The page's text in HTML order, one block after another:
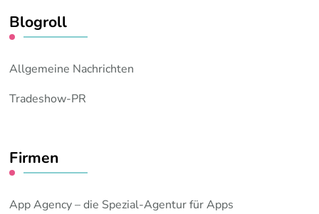
Blogroll
Allgemeine Nachrichten
Tradeshow-PR
Firmen
App Agency – die Spezial-Agentur für Apps